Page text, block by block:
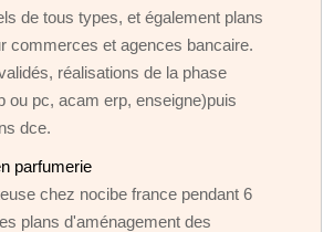
de tous types, et également plans
commerces et agences bancaire.
réalisations de la phase
ou pc, acam erp, enseigne)puis
dce.
parfumerie
chez nocibe france pendant 6
plans d'aménagement des